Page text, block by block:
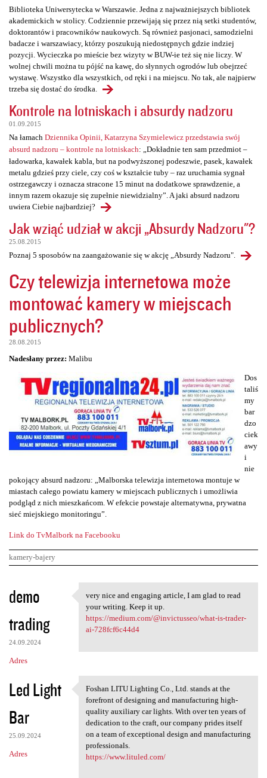
Biblioteka Uniwersytecka w Warszawie. Jedna z najważniejszych bibliotek
akademickich w stolicy. Codziennie przewijają się przez nią setki studentów,
doktorantów i pracowników naukowych. Są również pasjonaci, samodzielni
badacze i warszawiacy, którzy poszukują niedostępnych gdzie indziej
pozycji. Wycieczka po mieście bez wizyty w BUW-ie też się nie liczy. W
wolnej chwili można tu pójść na kawę, do słynnych ogrodów lub obejrzeć
wystawę. Wszystko dla wszystkich, od ręki i na miejscu. No tak, ale najpierw
trzeba się dostać do środka.
Kontrole na lotniskach i absurdy nadzoru
01.09.2015
Na łamach Dziennika Opinii, Katarzyna Szymielewicz przedstawia swój
absurd nadzoru – kontrole na lotniskach: „Dokładnie ten sam przedmiot –
ładowarka, kawałek kabla, but na podwyższonej podeszwie, pasek, kawałek
metalu gdzieś przy ciele, czy coś w kształcie tuby – raz uruchamia sygnał
ostrzegawczy i oznacza stracone 15 minut na dodatkowe sprawdzenie, a
innym razem okazuje się zupełnie niewidzialny”. A jaki absurd nadzoru
uwiera Ciebie najbardziej?
Jak wziąć udział w akcji „Absurdy Nadzoru"?
25.08.2015
Poznaj 5 sposobów na zaangażowanie się w akcję „Absurdy Nadzoru".
Czy telewizja internetowa może
montować kamery w miejscach
publicznych?
28.08.2015
Nadesłany przez: Malibu
Dos
taliś
my
bar
dzo
ciek
awy
i
nie
pokojący absurd nadzoru: „Malborska telewizja internetowa montuje w
miastach całego powiatu kamery w miejscach publicznych i umożliwia
podgląd z nich mieszkańcom. W efekcie powstaje alternatywna, prywatna
sieć miejskiego monitoringu”.
Link do TvMalbork na Facebooku
kamery-bajery
K
o
m
e
n
a
r
z
e
demo
trading
24.09.2024
Adres
very nice and engaging
very nice and engaging article, I am glad to read
your writing. Keep it up.
https://medium.com/@invictusseo/what-is-trader-
ai-728fcf6c44d4
Led Light
Bar
25.09.2024
Adres
Foshan LITU Lighting Co., Ltd
Foshan LITU Lighting Co., Ltd. stands at the
forefront of designing and manufacturing high-
quality auxiliary car lights. With over ten years of
dedication to the craft, our company prides itself
on a team of exceptional design and manufacturing
professionals.
https://www.lituled.com/